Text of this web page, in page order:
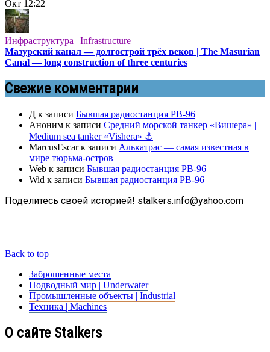
Окт 12:22
Инфраструктура | Infrastructure
Мазурский канал — долгострой трёх веков | The Masurian
Canal — long construction of three centuries
Свежие комментарии
Д к записи Бывшая радиостанция РВ-96
Аноним к записи Средний морской танкер «Вишера» |
Medium sea tanker «Vishera» ⚓
MarcusEscarк записи Алькатрас — самая известная в
мире тюрьма-остров
Web к записи Бывшая радиостанция РВ-96
Wid к записи Бывшая радиостанция РВ-96
Поделитесь своей историей! stalkers.info@yahoo.com
Back to top
Заброшенные места
Подводный мир | Underwater
Промышленные объекты | Industrial
Техника | Machines
О сайте Stalkers